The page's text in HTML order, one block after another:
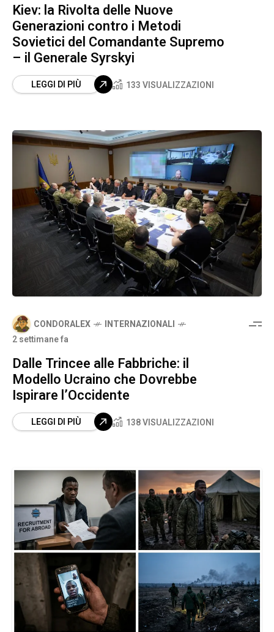
Kiev: la Rivolta delle Nuove
Generazioni contro i Metodi
Sovietici del Comandante Supremo
– il Generale Syrskyi
LEGGI DI PIÙ 133 VISUALIZZAZIONI
CONDORALEX
INTERNAZIONALI
2 settimane fa
Dalle Trincee alle Fabbriche: il
Modello Ucraino che Dovrebbe
Ispirare l’Occidente
LEGGI DI PIÙ 138 VISUALIZZAZIONI